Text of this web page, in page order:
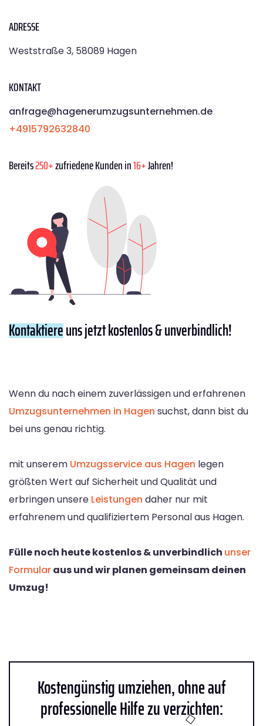
ADRESSE
Weststraße 3, 58089 Hagen
KONTAKT
anfrage@hagenerumzugsunternehmen.de
+4915792632840
Bereits250+zufriedene Kunden in16+Jahren!
Kontaktiereuns jetzt kostenlos & unverbindlich!
Wenn du nach einem zuverlässigen und erfahrenen
Umzugsunternehmen in Hagen suchst, dann bist du
bei uns genau richtig.
mit unserem Umzugsservice aus Hagen legen
größten Wert auf Sicherheit und Qualität und
erbringen unsere Leistungen daher nur mit
erfahrenem und qualifiziertem Personal aus Hagen.
Fülle noch heute kostenlos & unverbindlich unser
Formularaus und wir planen gemeinsam deinen
Umzug!
Kostengünstig umziehen, ohne auf
professionelle Hilfe zu verzichten: